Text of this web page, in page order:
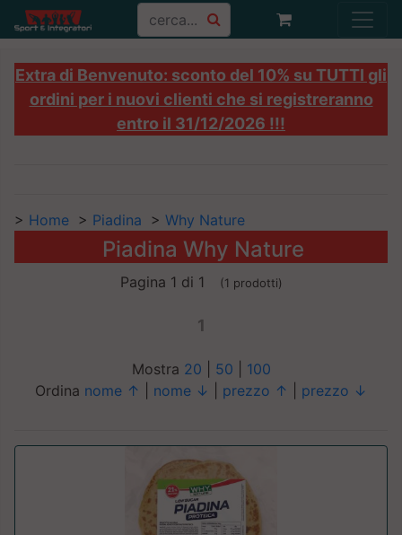
Extra di Benvenuto: sconto del 10% su TUTTI gli
ordini per i nuovi clienti che si registreranno
entro il 31/12/2026 !!!
> Home > Piadina > Why Nature
Piadina Why Nature
Pagina 1 di 1 (1 prodotti)
1
Mostra 20 50
100
Ordina nome ↑ nome ↓ prezzo ↑ prezzo ↓